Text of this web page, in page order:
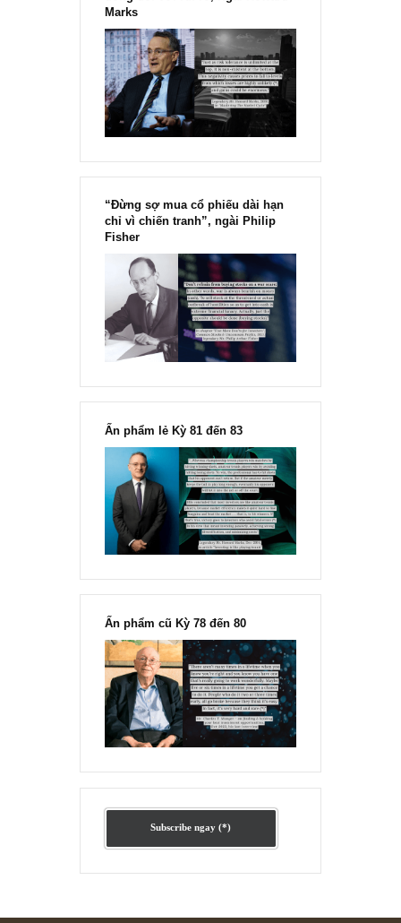
Chu kỳ trong thái độ của đám
đông đối với rủi ro, Ngài Howard
Marks
“Đừng sợ mua cổ phiếu dài hạn
chỉ vì chiến tranh”, ngài Philip
Fisher
Ấn phẩm lẻ Kỳ 81 đến 83
Ấn phẩm cũ Kỳ 78 đến 80